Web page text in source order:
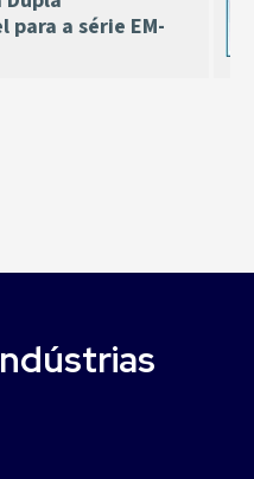
para a série EM-